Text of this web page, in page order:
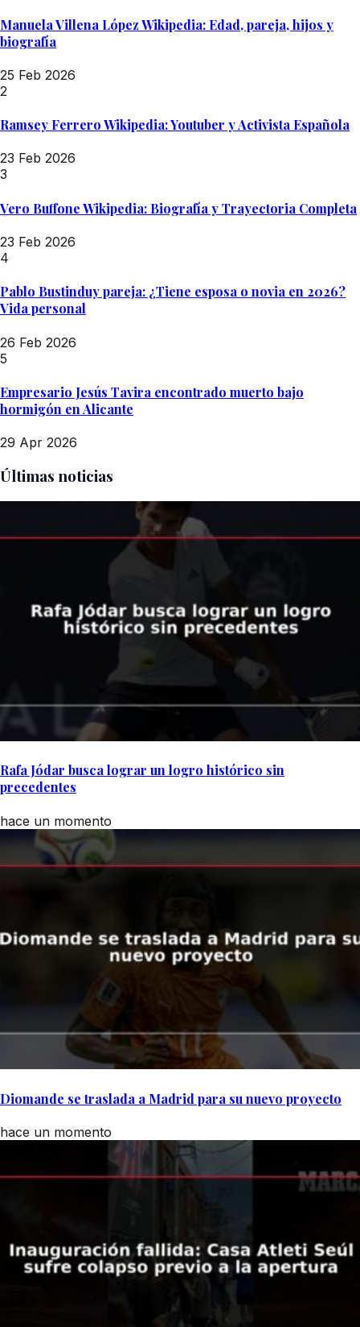
Manuela Villena López Wikipedia: Edad, pareja, hijos y
biografía
25 Feb 2026
2
Ramsey Ferrero Wikipedia: Youtuber y Activista Española
23 Feb 2026
3
Vero Buffone Wikipedia: Biografía y Trayectoria Completa
23 Feb 2026
4
Pablo Bustinduy pareja: ¿Tiene esposa o novia en 2026?
Vida personal
26 Feb 2026
5
Empresario Jesús Tavira encontrado muerto bajo
hormigón en Alicante
29 Apr 2026
Últimas noticias
Rafa Jódar busca lograr un logro histórico sin
precedentes
hace un momento
Diomande se traslada a Madrid para su nuevo proyecto
hace un momento